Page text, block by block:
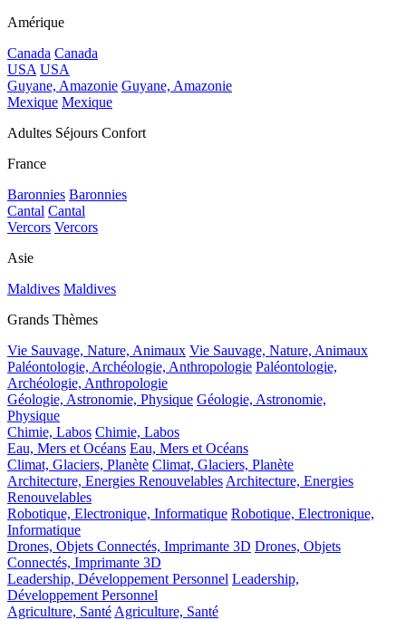
Amérique
Canada Canada
USA USA
Guyane, Amazonie Guyane, Amazonie
Mexique Mexique
Adultes Séjours Confort
France
Baronnies Baronnies
Cantal Cantal
Vercors Vercors
Asie
Maldives Maldives
Grands Thèmes
Vie Sauvage, Nature, Animaux Vie Sauvage, Nature, Animaux
Paléontologie, Archéologie, Anthropologie Paléontologie,
Archéologie, Anthropologie
Géologie, Astronomie, Physique Géologie, Astronomie,
Physique
Chimie, Labos Chimie, Labos
Eau, Mers et Océans Eau, Mers et Océans
Climat, Glaciers, Planète Climat, Glaciers, Planète
Architecture, Energies Renouvelables Architecture, Energies
Renouvelables
Robotique, Electronique, Informatique Robotique, Electronique,
Informatique
Drones, Objets Connectés, Imprimante 3D Drones, Objets
Connectés, Imprimante 3D
Leadership, Développement Personnel Leadership,
Développement Personnel
Agriculture, Santé Agriculture, Santé